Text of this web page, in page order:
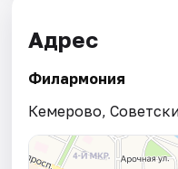
Адрес
Филармония
Кемерово,